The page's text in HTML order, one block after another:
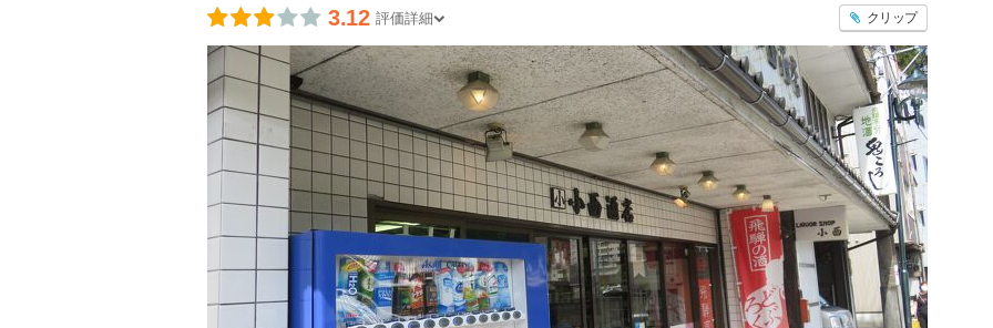
3.12 評価詳細 クリップ